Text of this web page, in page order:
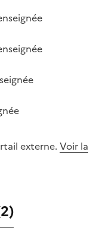
externe. Voir la
2)